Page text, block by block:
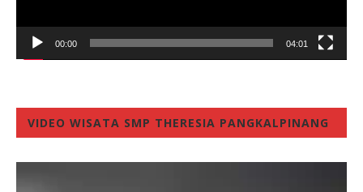
00:00 04:01
VIDEO WISATA SMP THERESIA PANGKALPINANG